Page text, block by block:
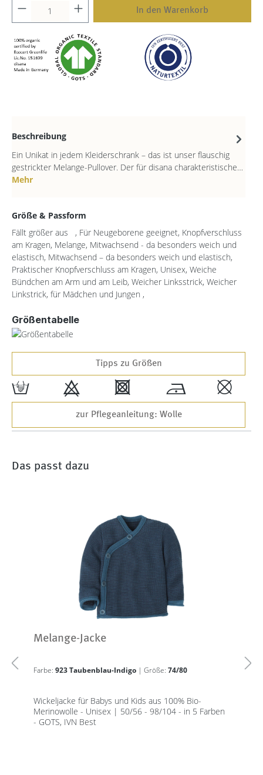
In den Warenkorb
Beschreibung
Ein Unikat in jedem Kleiderschrank – das ist unser flauschig
gestrickter Melange-Pullover. Der für disana charakteristische…
Mehr
Größe & Passform
Fällt größer aus , Für Neugeborene geeignet, Knopfverschluss
am Kragen, Melange, Mitwachsend - da besonders weich und
elastisch, Mitwachsend – da besonders weich und elastisch,
Praktischer Knopfverschluss am Kragen, Unisex, Weiche
Bündchen am Arm und am Leib, Weicher Linksstrick, Weicher
Linkstrick, für Mädchen und Jungen ,
Größentabelle
Tipps zu Größen
w 9 4 * ,
zur Pflegeanleitung: Wolle
Das passt dazu
Melange-Jacke
Farbe: 923 Taubenblau-Indigo | Größe: 74/80
Wickeljacke für Babys und Kids aus 100% Bio-
Merinowolle - Unisex | 50/56 - 98/104 - in 5 Farben
- GOTS, IVN Best